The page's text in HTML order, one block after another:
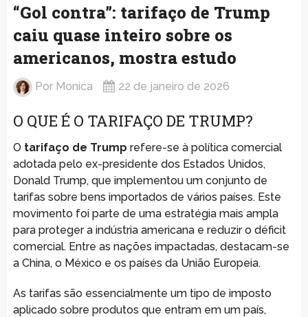
“Gol contra”: tarifaço de Trump
caiu quase inteiro sobre os
americanos, mostra estudo
Por Monica 22 de janeiro de 2026
O QUE É O TARIFAÇO DE TRUMP?
O tarifaço de Trump refere-se à política comercial
adotada pelo ex-presidente dos Estados Unidos,
Donald Trump, que implementou um conjunto de
tarifas sobre bens importados de vários países. Este
movimento foi parte de uma estratégia mais ampla
para proteger a indústria americana e reduzir o déficit
comercial. Entre as nações impactadas, destacam-se
a China, o México e os países da União Europeia.
As tarifas são essencialmente um tipo de imposto
aplicado sobre produtos que entram em um país,